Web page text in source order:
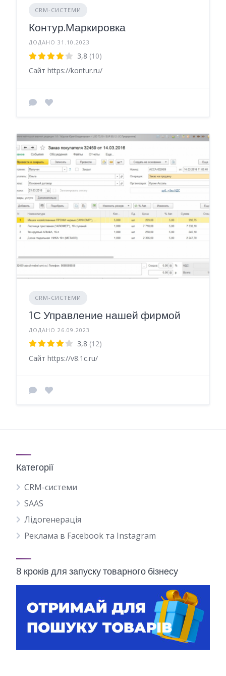
CRM-СИСТЕМИ
Контур.Маркировка
ДОДАНО 31.10.2023
3,8 (10)
Сайт https://kontur.ru/
CRM-СИСТЕМИ
1С Управление нашей фирмой
ДОДАНО 26.09.2023
3,8 (12)
Сайт https://v8.1c.ru/
Категорії
CRM-системи
SAAS
Лідогенерація
Реклама в Facebook та Instagram
8 кроків для запуску товарного бізнесу